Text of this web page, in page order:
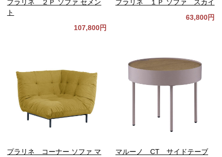
プラリネ ２Ｐ ソファ セメン
ト
107,800円
プラリネ １Ｐ ソファ スカイ
63,800円
プラリネ コーナー ソファ マ
マルーノ CT サイドテーブ